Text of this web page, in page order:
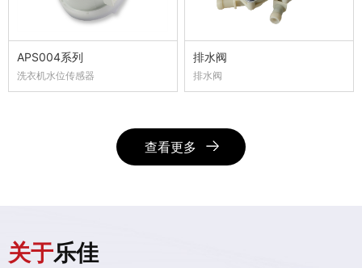
APS004系列
洗衣机水位传感器
排水阀
排水阀
查看更多
关于乐佳